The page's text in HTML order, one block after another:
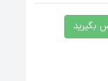
بگیرید